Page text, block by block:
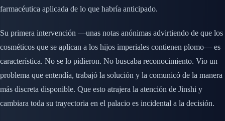
farmacéutica aplicada de lo que habría anticipado.
Su primera intervención —unas notas anónimas advirtiendo de que los
cosméticos que se aplican a los hijos imperiales contienen plomo— es
característica. No se lo pidieron. No buscaba reconocimiento. Vio un
problema que entendía, trabajó la solución y la comunicó de la manera
más discreta disponible. Que esto atrajera la atención de Jinshi y
cambiara toda su trayectoria en el palacio es incidental a la decisión.